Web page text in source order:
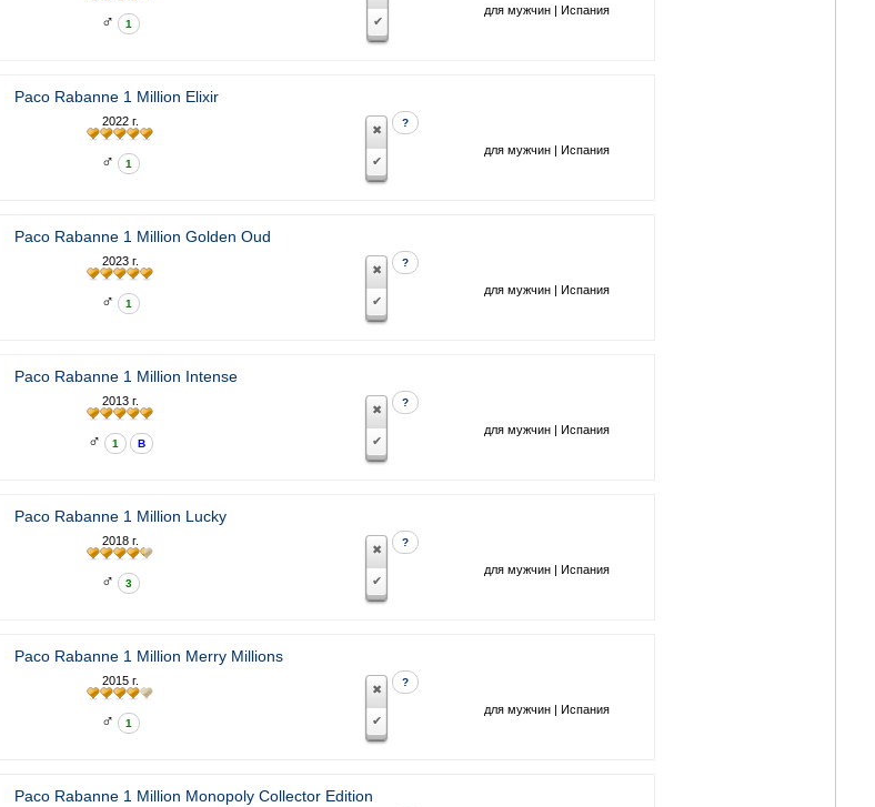
♂ 1
для мужчин | Испания
Paco Rabanne 1 Million Elixir
2022 г.
♂ 1
?
для мужчин | Испания
Paco Rabanne 1 Million Golden Oud
2023 г.
♂ 1
?
для мужчин | Испания
Paco Rabanne 1 Million Intense
2013 г.
♂ 1 В
?
для мужчин | Испания
Paco Rabanne 1 Million Lucky
2018 г.
♂ 3
?
для мужчин | Испания
Paco Rabanne 1 Million Merry Millions
2015 г.
♂ 1
?
для мужчин | Испания
Paco Rabanne 1 Million Monopoly Collector Edition